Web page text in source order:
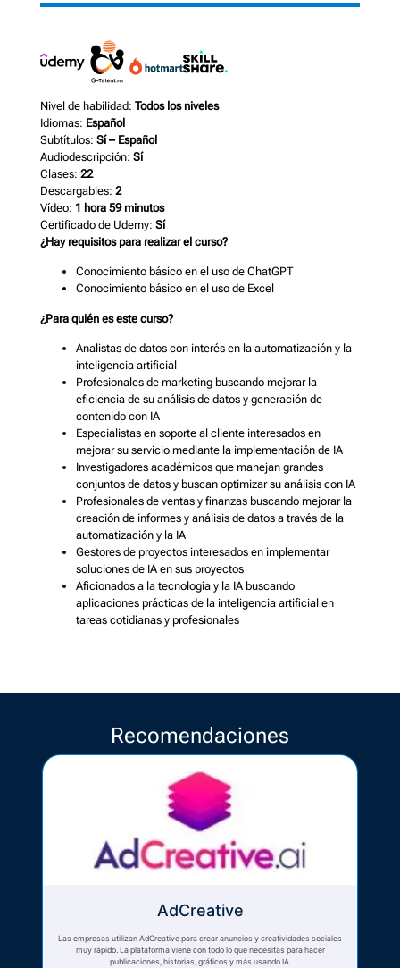
Nivel de habilidad: Todos los niveles
Idiomas: Español
Subtítulos: Sí – Español
Audiodescripción: Sí
Clases: 22
Descargables: 2
Vídeo: 1 hora 59 minutos
Certificado de Udemy: Sí
¿Hay requisitos para realizar el curso?
Conocimiento básico en el uso de ChatGPT
Conocimiento básico en el uso de Excel
¿Para quién es este curso?
Analistas de datos con interés en la automatización y la
inteligencia artificial
Profesionales de marketing buscando mejorar la
eficiencia de su análisis de datos y generación de
contenido con IA
Especialistas en soporte al cliente interesados en
mejorar su servicio mediante la implementación de IA
Investigadores académicos que manejan grandes
conjuntos de datos y buscan optimizar su análisis con IA
Profesionales de ventas y finanzas buscando mejorar la
creación de informes y análisis de datos a través de la
automatización y la IA
Gestores de proyectos interesados en implementar
soluciones de IA en sus proyectos
Aficionados a la tecnología y la IA buscando
aplicaciones prácticas de la inteligencia artificial en
tareas cotidianas y profesionales
Recomendaciones
AdCreative
Las empresas utilizan AdCreative para crear anuncios y creatividades sociales
muy rápido. La plataforma viene con todo lo que necesitas para hacer
publicaciones, historias, gráficos y más usando IA.